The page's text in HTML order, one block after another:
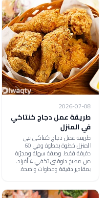
2026-07-08
طريقة عمل دجاج كنتاكي
في المنزل
طريقة عمل دجاج كنتاكي في
المنزل خطوة بخطوة وفي 60
دقيقة فقط. وصفة سهلة ومجرّبة
من مطبخ دلوقتي تكفي 4 أفراد،
بمقادير دقيقة وخطوات واضحة.